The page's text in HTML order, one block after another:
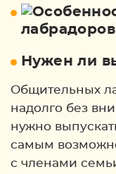
Нужен ли
Общительных
надолго без
нужно
самым
с членами